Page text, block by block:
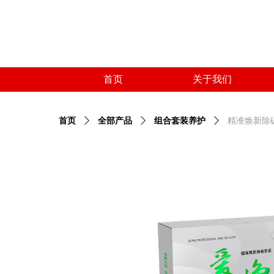
首页 关于我们
首页 ꄲ 全部产品 ꄲ 组合套装养护 ꄲ 精准焕新除